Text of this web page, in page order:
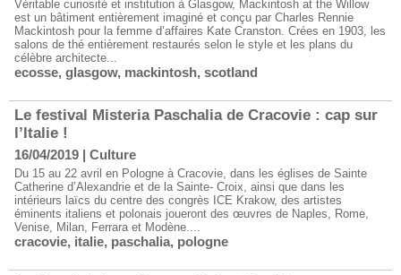
Véritable curiosité et institution à Glasgow, Mackintosh at the Willow
est un bâtiment entièrement imaginé et conçu par Charles Rennie
Mackintosh pour la femme d’affaires Kate Cranston. Crées en 1903, les
salons de thé entièrement restaurés selon le style et les plans du
célèbre architecte...
ecosse, glasgow, mackintosh, scotland
Le festival Misteria Paschalia de Cracovie : cap sur
l’Italie !
16/04/2019 | Culture
Du 15 au 22 avril en Pologne à Cracovie, dans les églises de Sainte
Catherine d’Alexandrie et de la Sainte- Croix, ainsi que dans les
intérieurs laïcs du centre des congrès ICE Krakow, des artistes
éminents italiens et polonais joueront des œuvres de Naples, Rome,
Venise, Milan, Ferrara et Modène....
cracovie, italie, paschalia, pologne